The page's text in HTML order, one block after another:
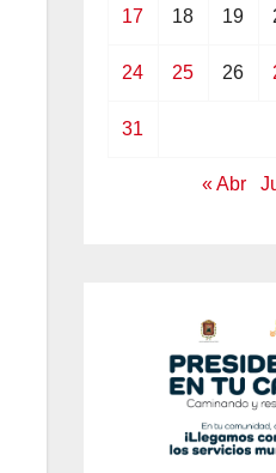
17 18 19
24 25 26
31
« Abr